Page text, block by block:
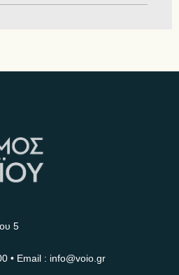
5
• Email : info@voio.gr